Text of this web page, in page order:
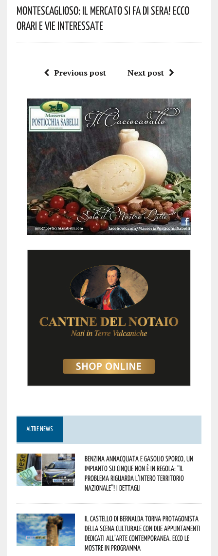
Montescaglioso: Il Mercato Si Fa Di Sera! Ecco
Orari E Vie Interessate
Previous post Next post
ALTRE NEWS
Benzina annacquata e gasolio sporco, un
impianto su cinque non è in regola: “il
problema riguarda l’intero territorio
Nazionale”! I dettagli
Il Castello di Bernalda torna protagonista
della scena culturale con due appuntamenti
dedicati all’arte contemporanea. Ecco le
mostre in programma